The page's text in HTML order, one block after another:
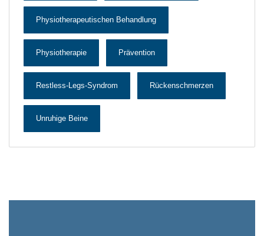
Physiotherapeutischen Behandlung
Physiotherapie Prävention
Restless-Legs-Syndrom Rückenschmerzen
Unruhige Beine